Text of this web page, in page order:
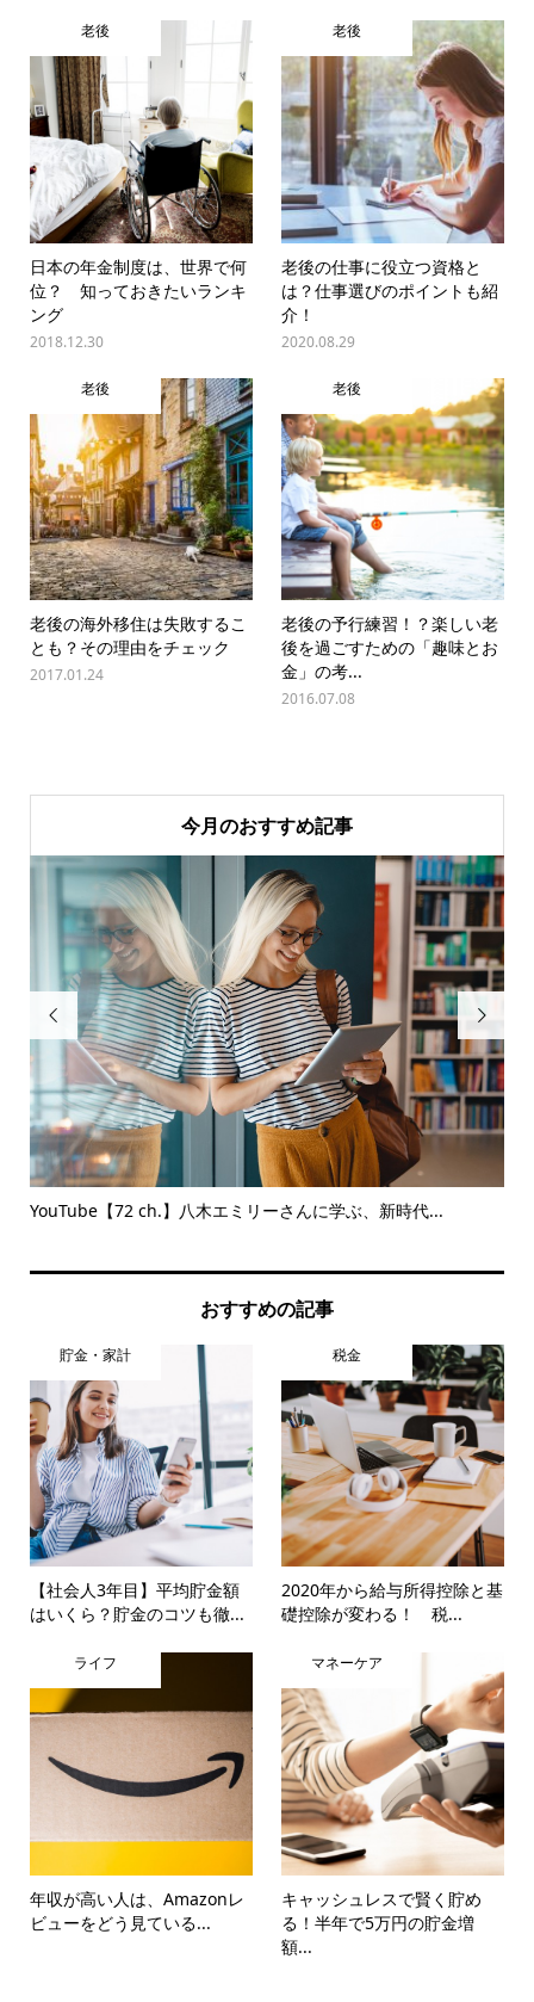
老後
日本の年金制度は、世界で何
位？ 知っておきたいランキ
ング
2018.12.30
老後
老後の仕事に役立つ資格と
は？仕事選びのポイントも紹
介！
2020.08.29
老後
老後の海外移住は失敗するこ
とも？その理由をチェック
2017.01.24
老後
老後の予行練習！？楽しい老
後を過ごすための「趣味とお
金」の考...
2016.07.08
今月のおすすめ記事

YouTube【72 ch.】八木エミリーさんに学ぶ、新時代...

おすすめの記事
貯金・家計
【社会人3年目】平均貯金額
はいくら？貯金のコツも徹...
税金
2020年から給与所得控除と基
礎控除が変わる！ 税...
ライフ
年収が高い人は、Amazonレ
ビューをどう見ている...
マネーケア
キャッシュレスで賢く貯め
る！半年で5万円の貯金増
額...